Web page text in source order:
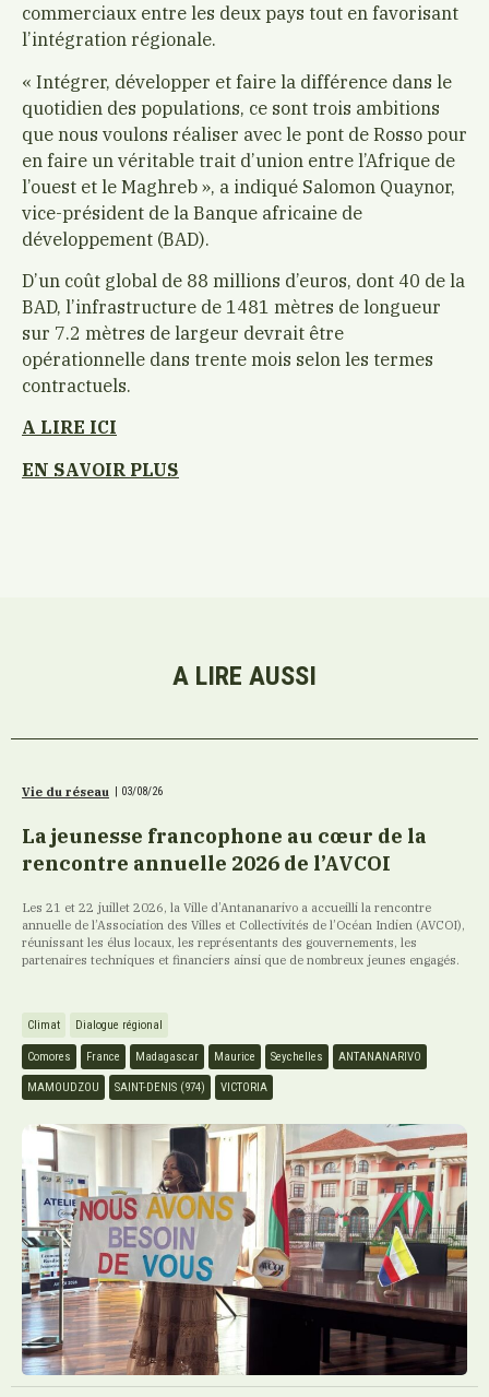
commerciaux entre les deux pays tout en favorisant
l’intégration régionale.
« Intégrer, développer et faire la différence dans le
quotidien des populations, ce sont trois ambitions
que nous voulons réaliser avec le pont de Rosso pour
en faire un véritable trait d’union entre l’Afrique de
l’ouest et le Maghreb », a indiqué Salomon Quaynor,
vice-président de la Banque africaine de
développement (BAD).
D’un coût global de 88 millions d’euros, dont 40 de la
BAD, l’infrastructure de 1481 mètres de longueur
sur 7.2 mètres de largeur devrait être
opérationnelle dans trente mois selon les termes
contractuels.
A LIRE ICI
EN SAVOIR PLUS
A LIRE AUSSI
Vie du réseau | 03/08/26
La jeunesse francophone au cœur de la
rencontre annuelle 2026 de l’AVCOI
Les 21 et 22 juillet 2026, la Ville d’Antananarivo a accueilli la rencontre
annuelle de l’Association des Villes et Collectivités de l’Océan Indien (AVCOI),
réunissant les élus locaux, les représentants des gouvernements, les
partenaires techniques et financiers ainsi que de nombreux jeunes engagés.
Climat Dialogue régional
Comores France Madagascar Maurice Seychelles ANTANANARIVO
MAMOUDZOU SAINT-DENIS (974) VICTORIA